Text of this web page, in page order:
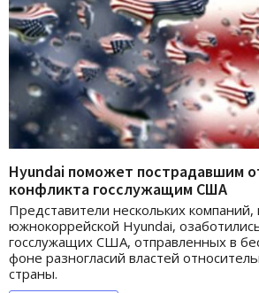
Hyundai поможет пострадавшим
конфликта госслужащим США
Представители нескольких компаний,
южнокоррейской Hyundai,
госслужащих США, отправленных в
фоне разногласий властей
страны.